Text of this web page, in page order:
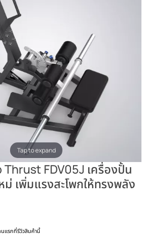
Tap to expand
FDV05J เครื่องปั้น
เพิ่มแรงสะโพกให้ทรงพลัง
นแรกที่รีวิวสินค้านี้